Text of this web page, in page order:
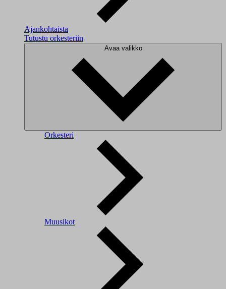
Ajankohtaista
Tutustu orkesteriin
Avaa valikko
Orkesteri
Muusikot